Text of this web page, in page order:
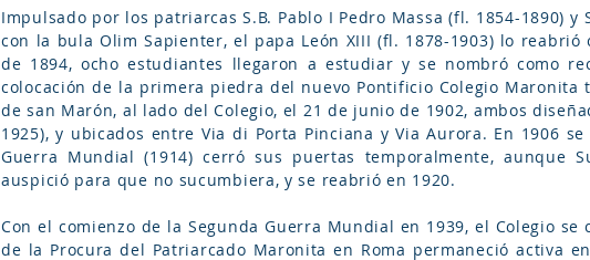
Impulsado por los patriarcas S.B. Pablo I Pedro Massa (fl. 1854-1890) y
con la bula Olim Sapienter, el papa León XIII (fl. 1878-1903) lo
de 1894, ocho estudiantes llegaron a estudiar y se nombró como
colocación de la primera piedra del nuevo Pontificio Colegio
de san Marón, al lado del Colegio, el 21 de junio de 1902, ambos
1925), y ubicados entre Via di Porta Pinciana y Via Aurora. En 1906
Guerra Mundial (1914) cerró sus puertas temporalmente, aunque
auspició para que no sucumbiera, y se reabrió en 1920.
Con el comienzo de la Segunda Guerra Mundial en 1939, el Colegio
de la Procura del Patriarcado Maronita en Roma permaneció activa